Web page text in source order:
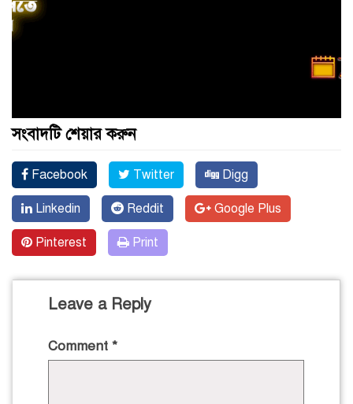
সংবাদটি শেয়ার করুন
Facebook Twitter Digg
Linkedin Reddit Google Plus
Pinterest Print
Leave a Reply
Comment *